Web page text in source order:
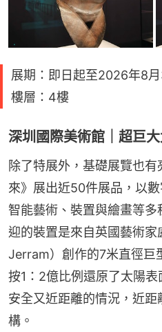
展期：即日起至2026年8月
樓層：4樓
深圳國際美術館｜超巨
除了特展外，基礎展覽也
來》展出近50件展品，以
智能藝術、裝置與繪畫等
迎的裝置是來自英國藝術家
Jerram）創作的7米直徑巨
按1：2億比例還原了太陽
安全又近距離的情況，近
構。